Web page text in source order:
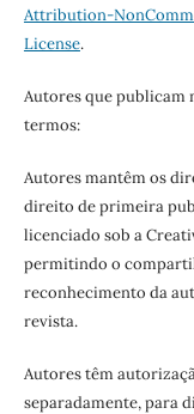
Attribution-
License.
Autores que publicam
termos:
Autores mantêm os
direito de primeira
licenciado sob a
permitindo o
reconhecimento da
revista.
Autores têm
separadamente, para